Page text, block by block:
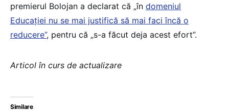
premierul Bolojan a declarat că „în domeniul
Educației nu se mai justifică să mai faci încă o
reducere”, pentru că „s-a făcut deja acest efort”.
Articol în curs de actualizare
Similare